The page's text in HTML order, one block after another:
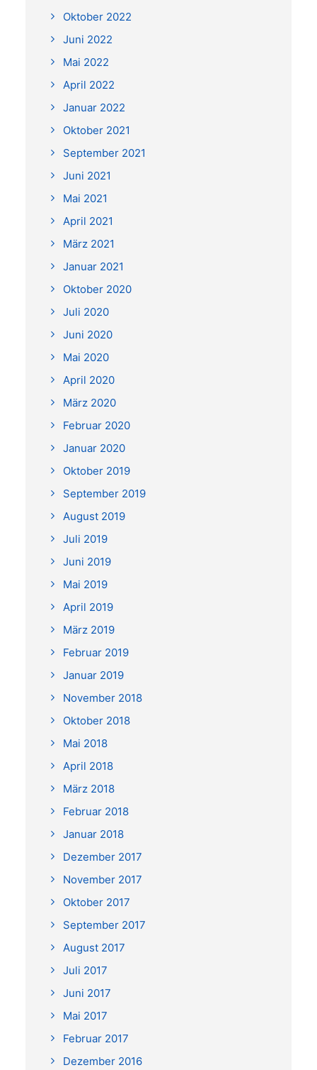
Oktober 2022
Juni 2022
Mai 2022
April 2022
Januar 2022
Oktober 2021
September 2021
Juni 2021
Mai 2021
April 2021
März 2021
Januar 2021
Oktober 2020
Juli 2020
Juni 2020
Mai 2020
April 2020
März 2020
Februar 2020
Januar 2020
Oktober 2019
September 2019
August 2019
Juli 2019
Juni 2019
Mai 2019
April 2019
März 2019
Februar 2019
Januar 2019
November 2018
Oktober 2018
Mai 2018
April 2018
März 2018
Februar 2018
Januar 2018
Dezember 2017
November 2017
Oktober 2017
September 2017
August 2017
Juli 2017
Juni 2017
Mai 2017
Februar 2017
Dezember 2016